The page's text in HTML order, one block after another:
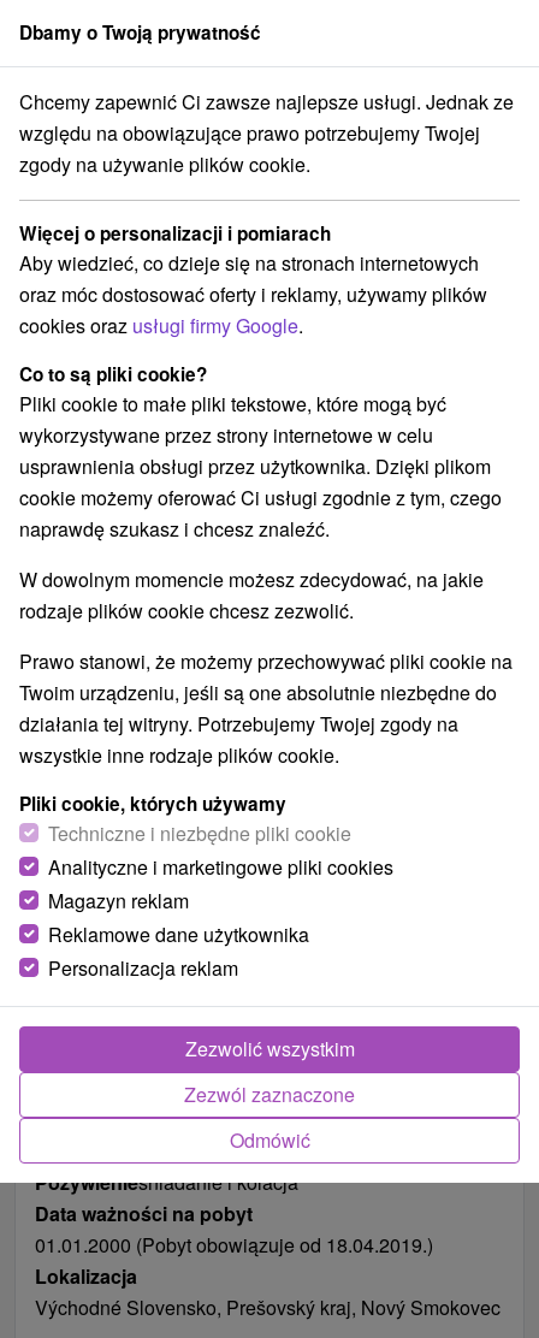
członek grupySorger
Pobyt wielkanocny w najsłynniejszych uzdrowiskach
Pobyt wielkanocny w
najsłynniejszych uzdrowiskach
klimatycznych na Słowacji
Oferta wygasła! Wybierz poniżej z aktualnych ofert.
Uzdrowisko Nowy Smokowiec Nový Smokovec
Przejdź do lokalizacji
8,6 doskonały·128 recenzji
Zdjęcia od klientów+5
Pożywienieśniadanie i kolacja
Data ważności na pobyt
01.01.2000 (Pobyt obowiązuje od 18.04.2019.)
Lokalizacja
Východné Slovensko, Prešovský kraj, Nový Smokovec
Dbamy o Twoją prywatność
Chcemy zapewnić Ci zawsze najlepsze usługi. Jednak ze
względu na obowiązujące prawo potrzebujemy Twojej
zgody na używanie plików cookie.
Więcej o personalizacji i pomiarach
Aby wiedzieć, co dzieje się na stronach internetowych
oraz móc dostosować oferty i reklamy, używamy plików
cookies oraz usługi firmy Google.
Co to są pliki cookie?
Pliki cookie to małe pliki tekstowe, które mogą być
wykorzystywane przez strony internetowe w celu
usprawnienia obsługi przez użytkownika. Dzięki plikom
cookie możemy oferować Ci usługi zgodnie z tym, czego
naprawdę szukasz i chcesz znaleźć.
W dowolnym momencie możesz zdecydować, na jakie
rodzaje plików cookie chcesz zezwolić.
Prawo stanowi, że możemy przechowywać pliki cookie na
Twoim urządzeniu, jeśli są one absolutnie niezbędne do
działania tej witryny. Potrzebujemy Twojej zgody na
wszystkie inne rodzaje plików cookie.
Pliki cookie, których używamy
Techniczne i niezbędne pliki cookie
Analityczne i marketingowe pliki cookies
Magazyn reklam
Reklamowe dane użytkownika
Personalizacja reklam
Odmówić
Zezwól zaznaczone
Zezwolić wszystkim